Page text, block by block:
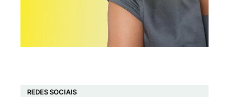
REDES SOCIAIS